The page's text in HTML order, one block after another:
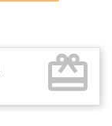
card_giftcard